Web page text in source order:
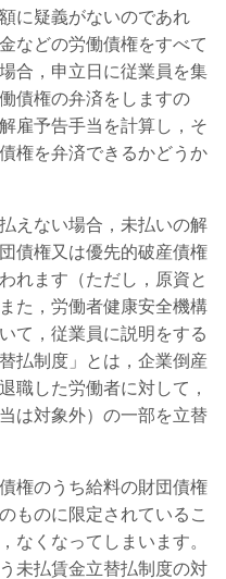
に疑義がないのであれ
などの労働債権をすべて
合，申立日に従業員を集
債権の弁済をしますの
雇予告手当を計算し，そ
権を弁済できるかどうか
えない場合，未払いの解
債権又は優先的破産債権
れます（ただし，原資と
た，労働者健康安全機構
て，従業員に説明をする
払制度」とは，企業倒産
職した労働者に対して，
は対象外）の一部を立替
権のうち給料の財団債権
ものに限定されているこ
なくなってしまいます。
未払賃金立替払制度の対